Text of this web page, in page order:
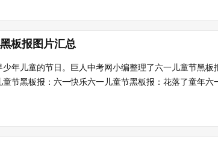
板报图片汇总
年儿童的节日。巨人中考网小编整理了六一儿童节黑
节黑板报：六一快乐六一儿童节黑板报：花落了童年六